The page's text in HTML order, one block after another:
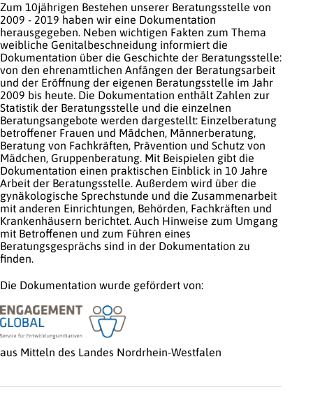
Zum 10jährigen Bestehen unserer Beratungsstelle von
2009 - 2019 haben wir eine Dokumentation
herausgegeben. Neben wichtigen Fakten zum Thema
weibliche Genitalbeschneidung informiert die
Dokumentation über die Geschichte der Beratungsstelle:
von den ehrenamtlichen Anfängen der Beratungsarbeit
und der Eröffnung der eigenen Beratungsstelle im Jahr
2009 bis heute. Die Dokumentation enthält Zahlen zur
Statistik der Beratungsstelle und die einzelnen
Beratungsangebote werden dargestellt: Einzelberatung
betroffener Frauen und Mädchen, Männerberatung,
Beratung von Fachkräften, Prävention und Schutz von
Mädchen, Gruppenberatung. Mit Beispielen gibt die
Dokumentation einen praktischen Einblick in 10 Jahre
Arbeit der Beratungsstelle. Außerdem wird über die
gynäkologische Sprechstunde und die Zusammenarbeit
mit anderen Einrichtungen, Behörden, Fachkräften und
Krankenhäusern berichtet. Auch Hinweise zum Umgang
mit Betroffenen und zum Führen eines
Beratungsgesprächs sind in der Dokumentation zu
finden.
Die Dokumentation wurde gefördert von:
aus Mitteln des Landes Nordrhein-Westfalen